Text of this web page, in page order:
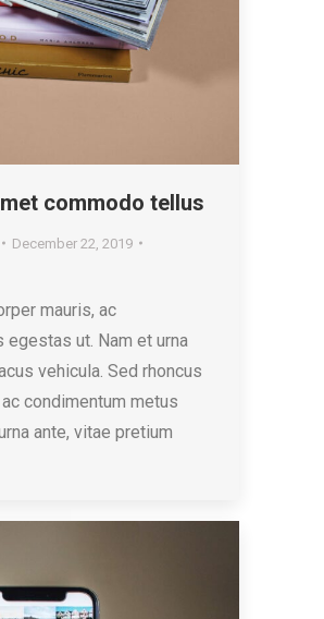
commodo tellus
December 22, 2019
mauris, ac
ut. Nam et urna
vehicula. Sed rhoncus
condimentum metus
ante, vitae pretium